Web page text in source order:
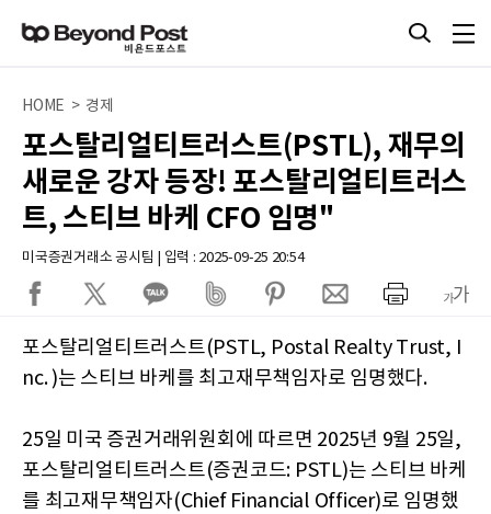
HOME > 경제
포스탈리얼티트러스트(PSTL), 재무의
새로운 강자 등장! 포스탈리얼티트러스
트, 스티브 바케 CFO 임명"
미국증권거래소 공시팀 | 입력 : 2025-09-25 20:54
포스탈리얼티트러스트(PSTL, Postal Realty Trust, I
nc. )는 스티브 바케를 최고재무책임자로 임명했다.
25일 미국 증권거래위원회에 따르면 2025년 9월 25일,
포스탈리얼티트러스트(증권코드: PSTL)는 스티브 바케
를 최고재무책임자(Chief Financial Officer)로 임명했